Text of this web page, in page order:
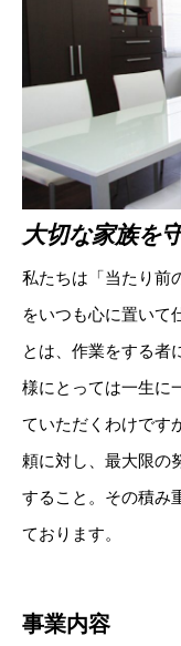
大切な家族を
私たちは「当たり前
をいつも心に置いて
とは、作業をする者
様にとっては一生に
ていただくわけです
頼に対し、最大限の
すること。その積み
ております。
事業内容